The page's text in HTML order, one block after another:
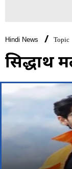
Hindi News Topic
सिद्धार्थ